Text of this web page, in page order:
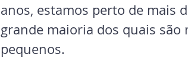
anos, estamos perto de mais
grande maioria dos quais
pequenos.